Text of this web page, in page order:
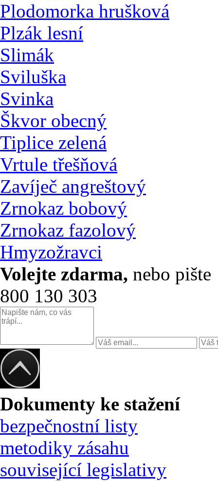
Plodomorka hrušková
Plzák lesní
Slimák
Sviluška
Svinka
Škvor obecný
Tiplice zelená
Vrtule třešňová
Zavíječ angreštový
Zrnokaz bobový
Zrnokaz fazolový
Hmyzožravci
Volejte zdarma, nebo pište
800 130 303
Dokumenty ke stažení
bezpečnostní listy
metodiky zásahu
související legislativy